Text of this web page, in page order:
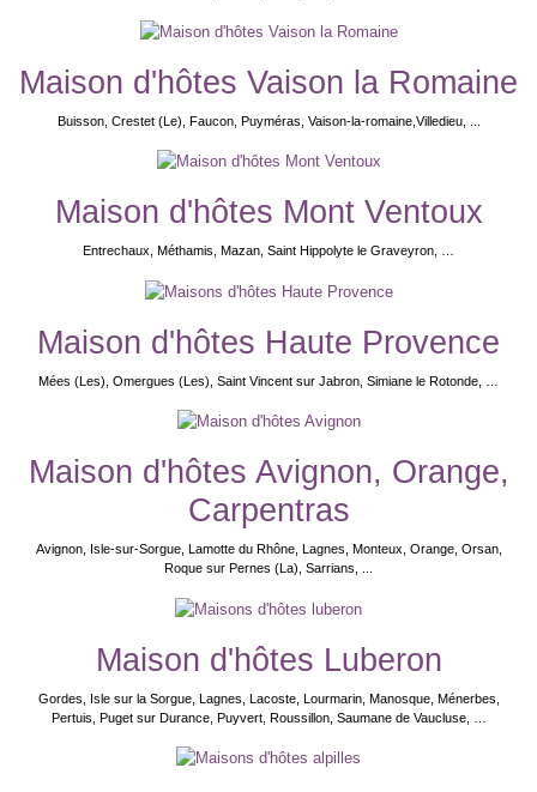
Maison d'hôtes Vaison la Romaine
Buisson, Crestet (Le), Faucon, Puyméras, Vaison-la-romaine,Villedieu, ...
Maison d'hôtes Mont Ventoux
Entrechaux, Méthamis, Mazan, Saint Hippolyte le Graveyron, …
Maison d'hôtes Haute Provence
Mées (Les), Omergues (Les), Saint Vincent sur Jabron, Simiane le Rotonde, …
Maison d'hôtes Avignon, Orange,
Carpentras
Avignon, Isle-sur-Sorgue, Lamotte du Rhône, Lagnes, Monteux, Orange, Orsan,
Roque sur Pernes (La), Sarrians, ...
Maison d'hôtes Luberon
Gordes, Isle sur la Sorgue, Lagnes, Lacoste, Lourmarin, Manosque, Ménerbes,
Pertuis, Puget sur Durance, Puyvert, Roussillon, Saumane de Vaucluse, …